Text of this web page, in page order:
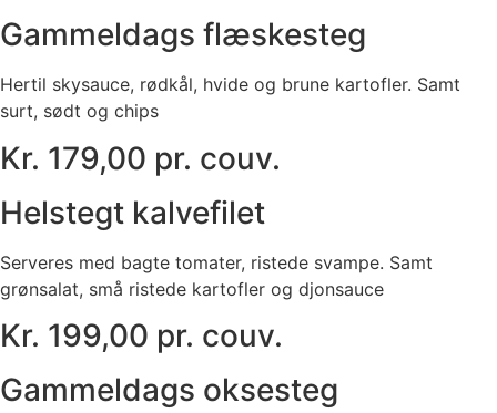
Gammeldags flæskesteg
Hertil skysauce, rødkål, hvide og brune kartofler. Samt
surt, sødt og chips
Kr. 179,00 pr. couv.
Helstegt kalvefilet
Serveres med bagte tomater, ristede svampe. Samt
grønsalat, små ristede kartofler og djonsauce
Kr. 199,00 pr. couv.
Gammeldags oksesteg